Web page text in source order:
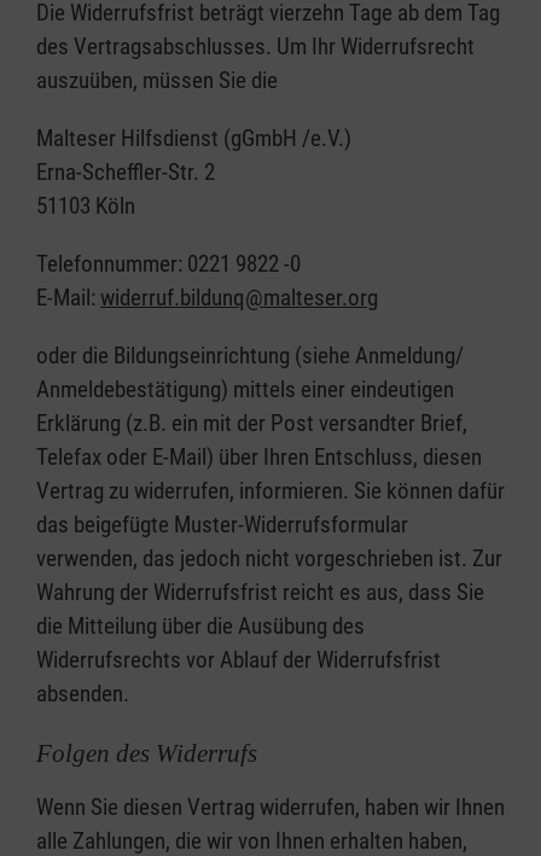
Die Widerrufsfrist beträgt vierzehn Tage ab dem Tag
des Vertragsabschlusses. Um Ihr Widerrufsrecht
auszuüben, müssen Sie die
Malteser Hilfsdienst (gGmbH /e.V.)
Erna-Scheffler-Str. 2
51103 Köln
Telefonnummer: 0221 9822 -0
E-Mail: widerruf.bildunq@malteser.org
oder die Bildungseinrichtung (siehe Anmeldung/
Anmeldebestätigung) mittels einer eindeutigen
Erklärung (z.B. ein mit der Post versandter Brief,
Telefax oder E-Mail) über Ihren Entschluss, diesen
Vertrag zu widerrufen, informieren. Sie können dafür
das beigefügte Muster-Widerrufsformular
verwenden, das jedoch nicht vorgeschrieben ist. Zur
Wahrung der Widerrufsfrist reicht es aus, dass Sie
die Mitteilung über die Ausübung des
Widerrufsrechts vor Ablauf der Widerrufsfrist
absenden.
Folgen des Widerrufs
Wenn Sie diesen Vertrag widerrufen, haben wir Ihnen
alle Zahlungen, die wir von Ihnen erhalten haben,